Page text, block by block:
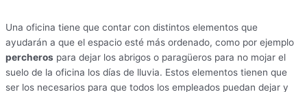
Una oficina tiene que contar con distintos elementos que
ayudarán a que el espacio esté más ordenado, como por ejemplo
percheros para dejar los abrigos o paragüeros para no mojar el
suelo de la oficina los días de lluvia. Estos elementos tienen que
ser los necesarios para que todos los empleados puedan dejar y